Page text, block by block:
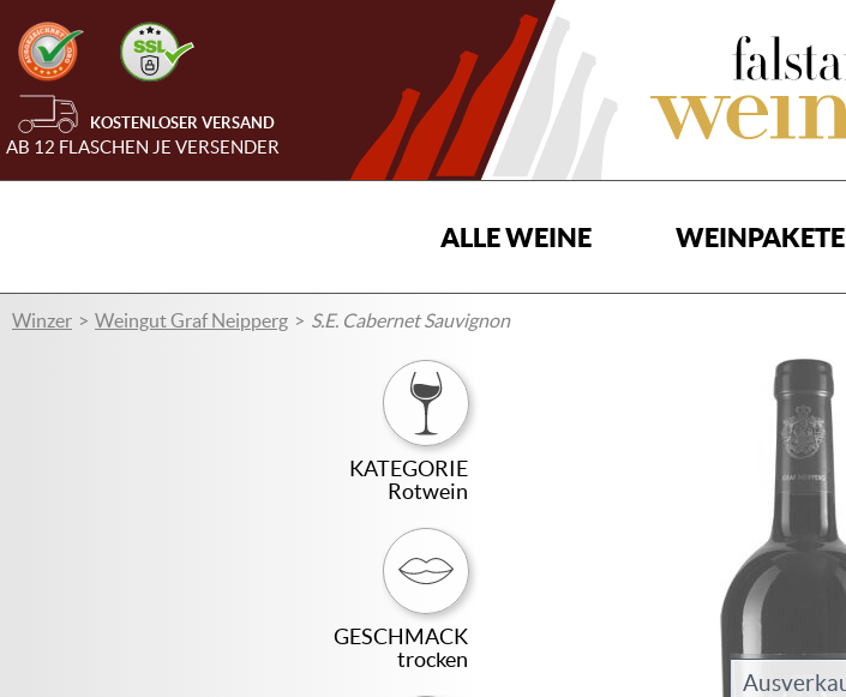
KOSTENLOSER VERSAND
AB 12 FLASCHEN JE VERSENDER
ALLE WEINE WEINPAKETE
Winzer Weingut Graf Neipperg S.E. Cabernet Sauvignon
KATEGORIE
Rotwein
GESCHMACK
trocken